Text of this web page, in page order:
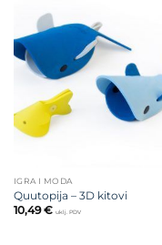
IGRA I MODA
Quutopija – 3D kitovi
10,49€ uklj. PDV